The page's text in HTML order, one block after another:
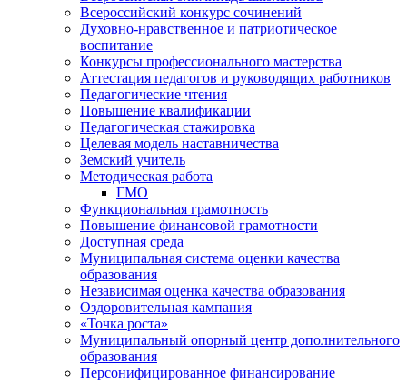
Всероссийский конкурс сочинений
Духовно-нравственное и патриотическое
воспитание
Конкурсы профессионального мастерства
Аттестация педагогов и руководящих работников
Педагогические чтения
Повышение квалификации
Педагогическая стажировка
Целевая модель наставничества
Земский учитель
Методическая работа
ГМО
Функциональная грамотность
Повышение финансовой грамотности
Доступная среда
Муниципальная система оценки качества
образования
Независимая оценка качества образования
Оздоровительная кампания
«Точка роста»
Муниципальный опорный центр дополнительного
образования
Персонифицированное финансирование